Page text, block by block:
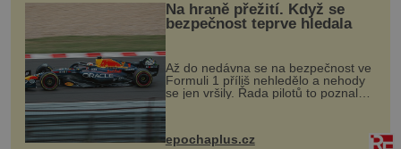
Na hraně přežití. Když se
bezpečnost teprve hledala
Až do nedávna se na bezpečnost ve
Formuli 1 příliš nehledělo a nehody
se jen vršily. Řada pilotů to poznala
na vlastní kůži, často s trvalými
následky nebo bohužel i ztrátou
života. Dnes nepochopiteln...
epochaplus.cz